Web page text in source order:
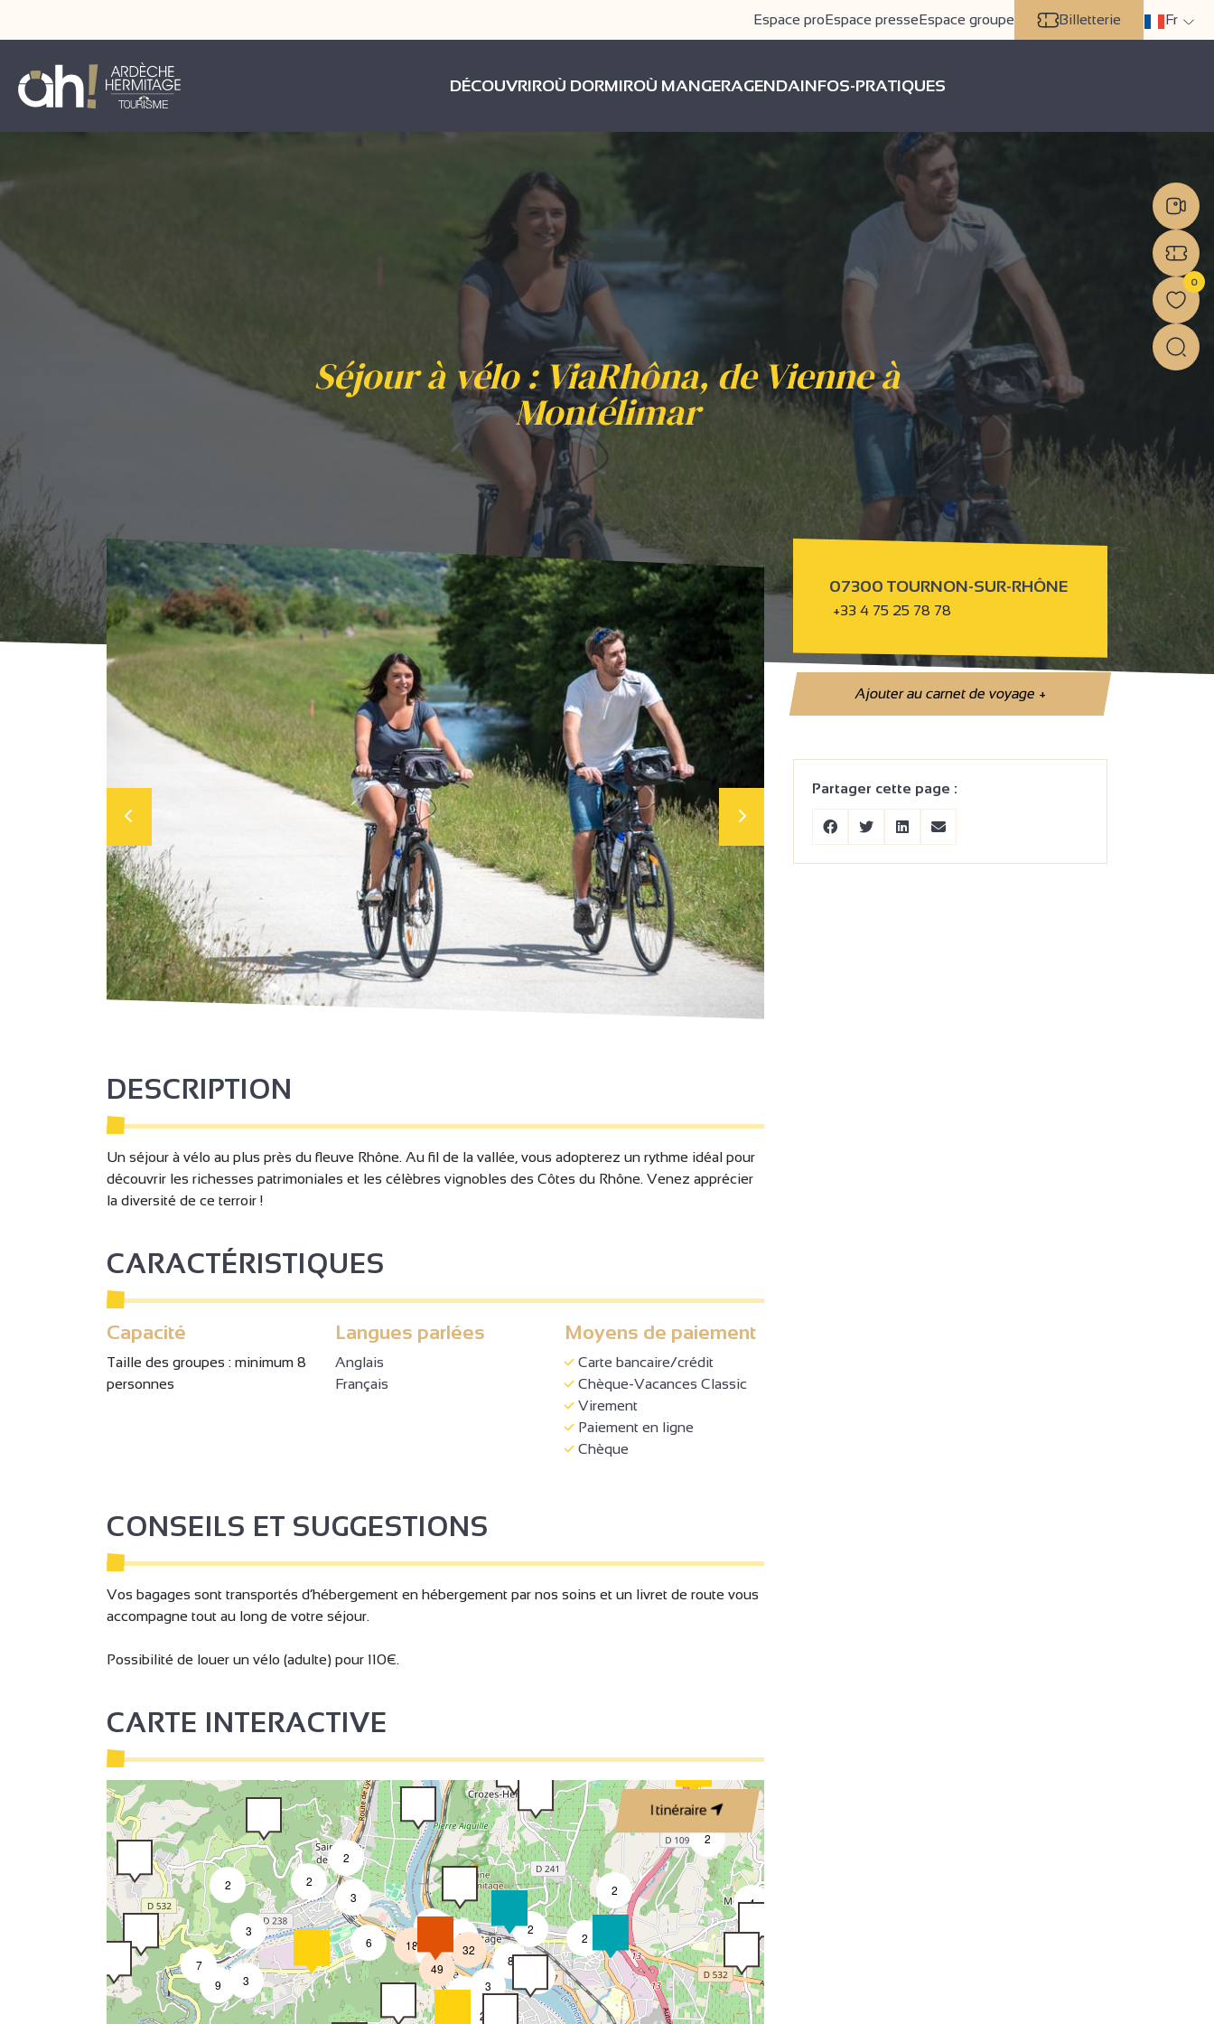
Espace proEspace presseEspace groupe Billetterie Fr
DÉCOUVRIROÙ DORMIROÙ MANGERAGENDAINFOS-PRATIQUES
Séjour à vélo : ViaRhôna, de Vienne à
Montélimar
07300 TOURNON-SUR-RHÔNE
+33 4 75 25 78 78
Ajouter au carnet de voyage+
Partager cette page :
DESCRIPTION
Un séjour à vélo au plus près du fleuve Rhône. Au fil de la vallée, vous adopterez un rythme idéal pour
découvrir les richesses patrimoniales et les célèbres vignobles des Côtes du Rhône. Venez apprécier
la diversité de ce terroir !
CARACTÉRISTIQUES
Capacité
Taille des groupes : minimum 8
personnes
Langues parlées
Anglais
Français
Moyens de paiement
Carte bancaire/crédit
Chèque-Vacances Classic
Virement
Paiement en ligne
Chèque
CONSEILS ET SUGGESTIONS
Vos bagages sont transportés d’hébergement en hébergement par nos soins et un livret de route vous
accompagne tout au long de votre séjour.
Possibilité de louer un vélo (adulte) pour 110€.
CARTE INTERACTIVE
Itinéraire
3
2
2
2
4
2
2
2
8
7
2
3
3
9
2
3
6
4
18
2
8
3
49
32
0